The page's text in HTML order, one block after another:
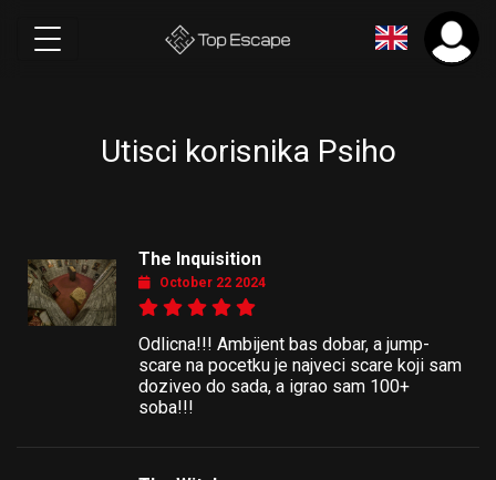
Utisci korisnika Psiho
The Inquisition
October 22 2024
Odlicna!!! Ambijent bas dobar, a jump-
scare na pocetku je najveci scare koji sam
doziveo do sada, a igrao sam 100+
soba!!!